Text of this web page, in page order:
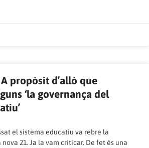
propòsit d’allò que
‘la governança del
el sistema educatiu va rebre la
nova 21. Ja la vam criticar. De fet és una